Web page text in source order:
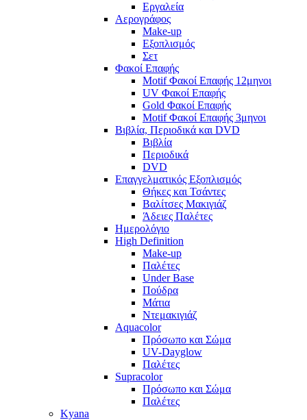
Εργαλεία
Αερογράφος
Make-up
Εξοπλισμός
Σετ
Φακοί Επαφής
Motif Φακοί Επαφής 12μηνοι
UV Φακοί Επαφής
Gold Φακοί Επαφής
Motif Φακοί Επαφής 3μηνοι
Βιβλία, Περιοδικά και DVD
Βιβλία
Περιοδικά
DVD
Επαγγελματικός Εξοπλισμός
Θήκες και Τσάντες
Βαλίτσες Μακιγιάζ
Άδειες Παλέτες
Ημερολόγιο
High Definition
Make-up
Παλέτες
Under Base
Πούδρα
Μάτια
Ντεμακιγιάζ
Aquacolor
Πρόσωπο και Σώμα
UV-Dayglow
Παλέτες
Supracolor
Πρόσωπο και Σώμα
Παλέτες
Kyana